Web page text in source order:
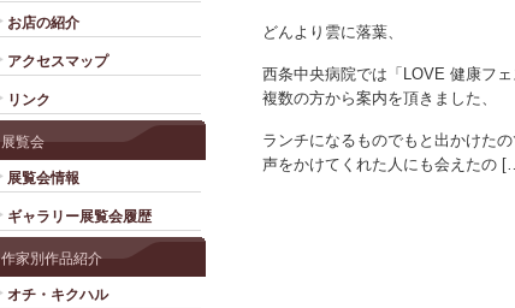
お店の紹介
アクセスマップ
リンク
展覧会
展覧会情報
ギャラリー展覧会履歴
作家別作品紹介
オチ・キクハル
どんより雲に落葉、
西条中央病院では「LOVE 健康フェ
複数の方から案内を頂きました、
ランチになるものでもと出かけた
声をかけてくれた人にも会えたの